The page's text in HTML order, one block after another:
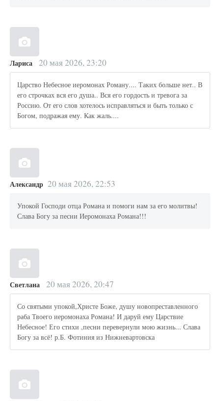
Лариса 20 мая 2026, 23:20
Царство Небесное иеромонах Роману.... Таких больше нет.. В
его строчках вся его душа.. Вся его гордость и тревога за
Россию. От его слов хотелось исправляться и быть только с
Богом, подражая ему. Как жаль....
Александр 20 мая 2026, 22:53
Упокой Господи отца Романа и помоги нам за его молитвы!
Слава Богу за песни Иеромонаха Романа!!!
Светлана 20 мая 2026, 20:47
Со святыми упокой,Христе Боже, душу новопреставленного
раба Твоего иеромонаха Романа! И даруй ему Царствие
Небесное! Его стихи ,песни перевернули мою жизнь... Слава
Богу за всё! р.Б. Фотиния из Нижневартовска